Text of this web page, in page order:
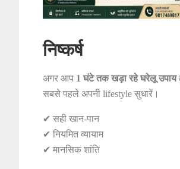
निष्कर्ष
अगर आप 1 घंटे तक खड़ा रहे घरेलू उपाय
सबसे पहले अपनी lifestyle सुधारें।
✔ सही खान-पान
✔ नियमित व्यायाम
✔ मानसिक शांति